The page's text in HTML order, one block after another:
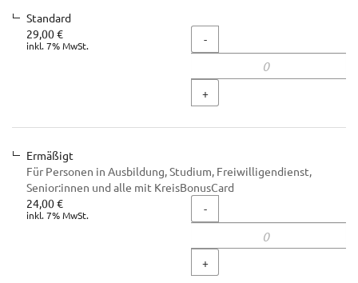
Standard
29,00 €
inkl. 7% MwSt. Menge
-
+
Ermäßigt
Für Personen in Ausbildung, Studium, Freiwilligendienst,
Senior:innen und alle mit KreisBonusCard
24,00 €
inkl. 7% MwSt. Menge
-
+